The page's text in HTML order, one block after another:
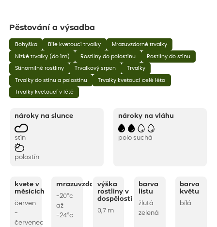
Pěstování a výsadba
Bohyška Bíle kvetoucí trvalky Mrazuvzdorné trvalky
Nízké trvalky (do 1m) Rostliny do polostínu Rostliny do stínu
Stínomilné rostliny Trvalkový srpen Trvalky
Trvalky do stínu a polostínu Trvalky kvetoucí celé léto
Trvalky kvetoucí v létě
nároky na slunce
stín
polostín
nároky na vláhu
polo suchá
kvete v
měsících
červen
-
červenec
mrazuvzdornost
-20°c
až
-24°c
výška
rostliny v
dospělosti
0,7 m
barva
listu
žlutá
zelená
barva
květu
bílá